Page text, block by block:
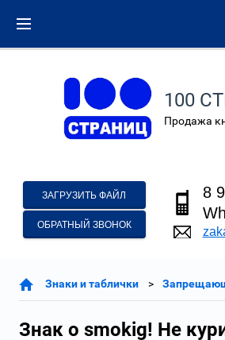
100
Продажа
ЗАГРУЗИТЬ ФАЙЛ
ОБРАТНЫЙ ЗВОНОК
8
Знаки и таблички
Знак o smokig! Не